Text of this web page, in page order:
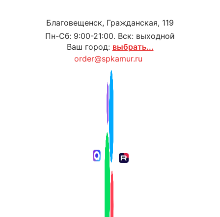
Благовещенск, Гражданская, 119
Пн-Сб: 9:00-21:00. Вск: выходной
Ваш город: выбрать...
order@spkamur.ru